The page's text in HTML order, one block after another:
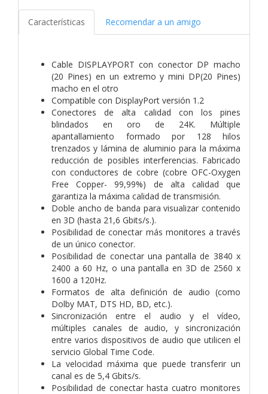
Características Recomendar a un amigo
Cable DISPLAYPORT con conector DP macho
(20 Pines) en un extremo y mini DP(20 Pines)
macho en el otro
Compatible con DisplayPort versión 1.2
Conectores de alta calidad con los pines
blindados en oro de 24K. Múltiple
apantallamiento formado por 128 hilos
trenzados y lámina de aluminio para la máxima
reducción de posibles interferencias. Fabricado
con conductores de cobre (cobre OFC-Oxygen
Free Copper- 99,99%) de alta calidad que
garantiza la máxima calidad de transmisión.
Doble ancho de banda para visualizar contenido
en 3D (hasta 21,6 Gbits/s.).
Posibilidad de conectar más monitores a través
de un único conector.
Posibilidad de conectar una pantalla de 3840 x
2400 a 60 Hz, o una pantalla en 3D de 2560 x
1600 a 120Hz.
Formatos de alta definición de audio (como
Dolby MAT, DTS HD, BD, etc.).
Sincronización entre el audio y el vídeo,
múltiples canales de audio, y sincronización
entre varios dispositivos de audio que utilicen el
servicio Global Time Code.
La velocidad máxima que puede transferir un
canal es de 5,4 Gbits/s.
Posibilidad de conectar hasta cuatro monitores